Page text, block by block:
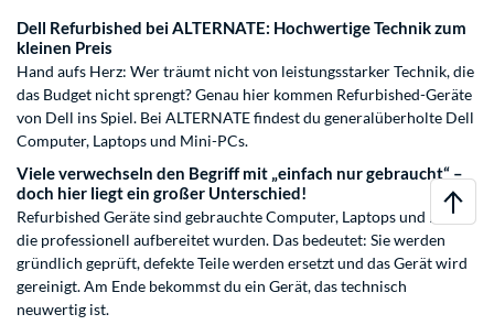
Dell Refurbished bei ALTERNATE: Hochwertige Technik zum
kleinen Preis
Hand aufs Herz: Wer träumt nicht von leistungsstarker Technik, die
das Budget nicht sprengt? Genau hier kommen Refurbished-Geräte
von Dell ins Spiel. Bei ALTERNATE findest du generalüberholte Dell
Computer, Laptops und Mini-PCs.
Viele verwechseln den Begriff mit „einfach nur gebraucht“ –
doch hier liegt ein großer Unterschied!
Refurbished Geräte sind gebrauchte Computer, Laptops und mehr,
die professionell aufbereitet wurden. Das bedeutet: Sie werden
gründlich geprüft, defekte Teile werden ersetzt und das Gerät wird
gereinigt. Am Ende bekommst du ein Gerät, das technisch
neuwertig ist.